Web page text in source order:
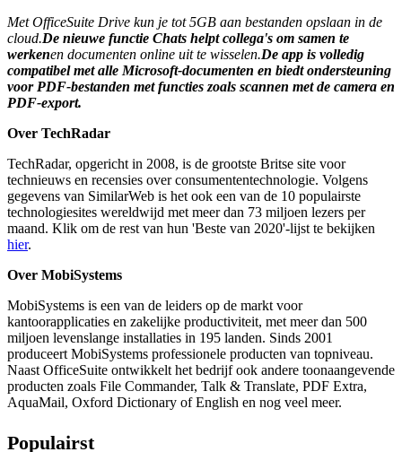
Met OfficeSuite Drive kun je tot 5GB aan bestanden opslaan in de
cloud.De nieuwe functie Chats helpt collega's om samen te
werkenen documenten online uit te wisselen.De app is volledig
compatibel met alle Microsoft-documenten en biedt ondersteuning
voor PDF-bestanden met functies zoals scannen met de camera en
PDF-export.
Over TechRadar
TechRadar, opgericht in 2008, is de grootste Britse site voor
technieuws en recensies over consumententechnologie. Volgens
gegevens van SimilarWeb is het ook een van de 10 populairste
technologiesites wereldwijd met meer dan 73 miljoen lezers per
maand. Klik om de rest van hun 'Beste van 2020'-lijst te bekijken
hier.
Over MobiSystems
MobiSystems is een van de leiders op de markt voor
kantoorapplicaties en zakelijke productiviteit, met meer dan 500
miljoen levenslange installaties in 195 landen. Sinds 2001
produceert MobiSystems professionele producten van topniveau.
Naast OfficeSuite ontwikkelt het bedrijf ook andere toonaangevende
producten zoals File Commander, Talk & Translate, PDF Extra,
AquaMail, Oxford Dictionary of English en nog veel meer.
Populairst